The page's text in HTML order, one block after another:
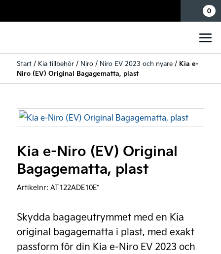
0
Start/ Kia tillbehör/ Niro/ Niro EV 2023 och nyare/ Kia e-
Niro (EV) Original Bagagematta, plast
Kia e-Niro (EV) Original
Bagagematta, plast
Artikelnr: AT122ADE10E*
Skydda bagageutrymmet med en Kia
original bagagematta i plast, med exakt
passform för din Kia e-Niro EV 2023 och